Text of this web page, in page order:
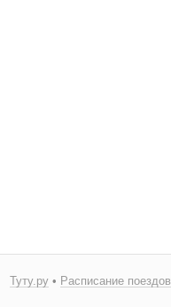
Туту.ру• Расписание поездов